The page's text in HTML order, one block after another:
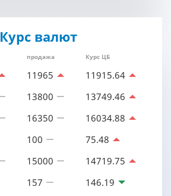
Курс валют
продажа Курс ЦБ
11965 11915.64
13800 13749.46
16350 16034.88
100 75.48
15000 14719.75
157 146.19